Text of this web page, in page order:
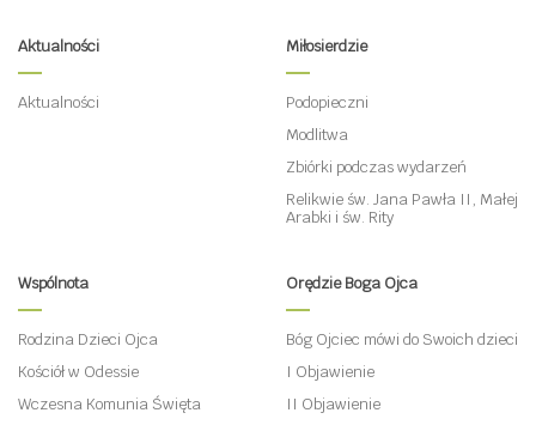
Aktualności
Aktualności
Miłosierdzie
Podopieczni
Modlitwa
Zbiórki podczas wydarzeń
Relikwie św. Jana Pawła II, Małej
Arabki i św. Rity
Wspólnota
Rodzina Dzieci Ojca
Kościół w Odessie
Wczesna Komunia Święta
Orędzie Boga Ojca
Bóg Ojciec mówi do Swoich dzieci
I Objawienie
II Objawienie